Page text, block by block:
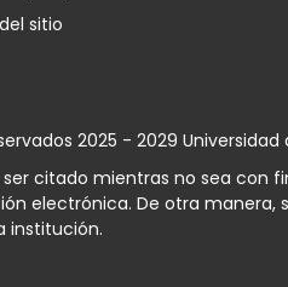
sitio
2025 - 2029 Universidad
ser citado mientras no sea con
electrónica. De otra manera,
institución.